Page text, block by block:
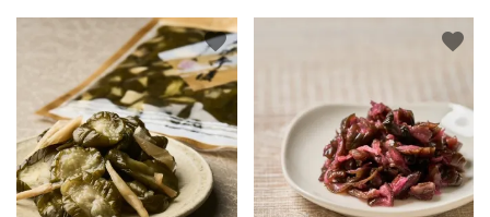
favorite favorite